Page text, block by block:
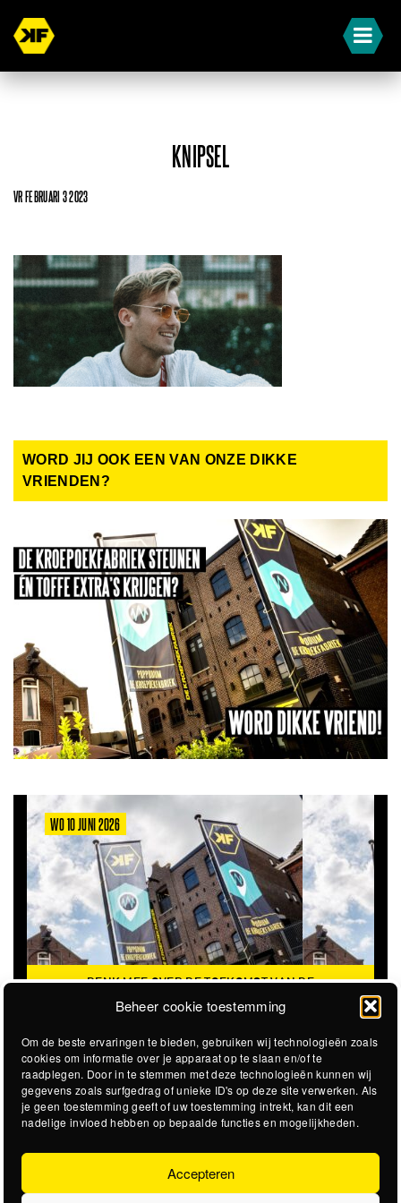
Beheer cookie toestemming
Om de beste ervaringen te bieden, gebruiken wij technologieën zoals
cookies om informatie over je apparaat op te slaan en/of te
raadplegen. Door in te stemmen met deze technologieën kunnen wij
gegevens zoals surfgedrag of unieke ID's op deze site verwerken. Als
je geen toestemming geeft of uw toestemming intrekt, kan dit een
nadelige invloed hebben op bepaalde functies en mogelijkheden.
Accepteren
KNIPSEL
VR FEBRUARI 3 2023
WORD JIJ OOK EEN VAN ONZE DIKKE
VRIENDEN?
WO 10 JUNI 2026
DENK MEE OVER DE TOEKOMST VAN DE
KROEPOEKFABRIEK